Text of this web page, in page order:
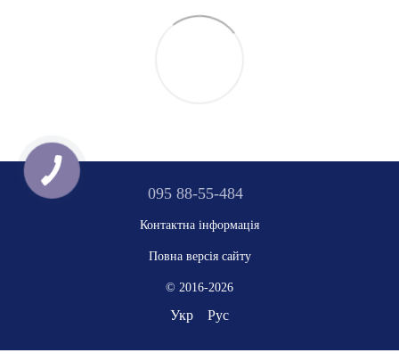
095 88-55-484
Контактна інформація
Повна версія сайту
© 2016-2026
Укр Рус